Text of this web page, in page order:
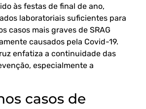
às festas de final de ano,
laboratoriais suficientes para
casos mais graves de SRAG
causados pela Covid-19.
enfatiza a continuidade das
especialmente a
casos de